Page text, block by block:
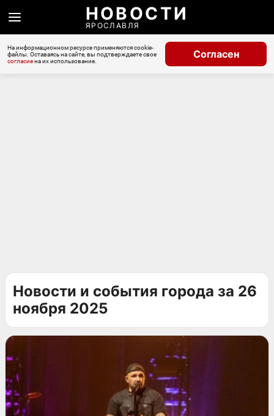
НОВОСТИ
ЯРОСЛАВЛЯ
На информационном ресурсе применяются cookie-
файлы. Оставаясь на сайте, вы подтверждаете свое
согласиена их использование.
Согласен
Новости и события города за 26
ноября 2025